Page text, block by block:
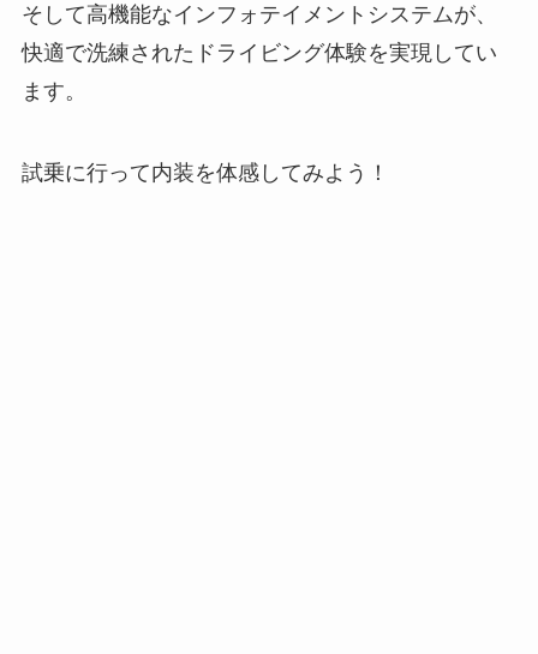
そして高機能なインフォテイメントシステムが、
快適で洗練されたドライビング体験を実現してい
ます。
試乗に行って内装を体感してみよう！